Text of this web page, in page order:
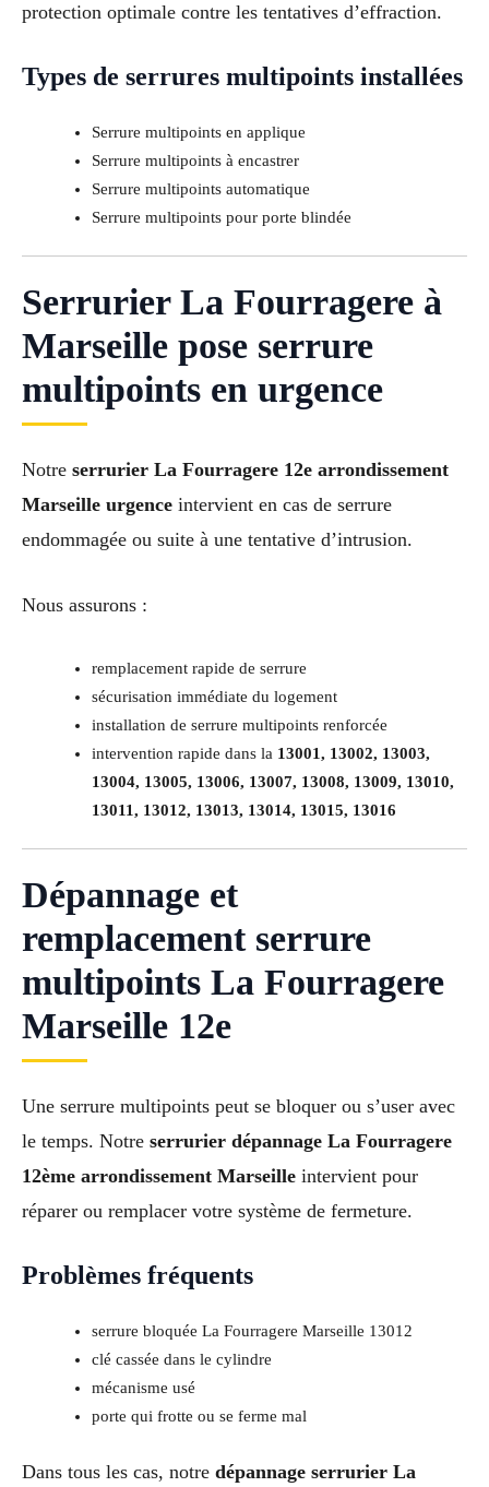
protection optimale contre les tentatives d’effraction.
Types de serrures multipoints installées
Serrure multipoints en applique
Serrure multipoints à encastrer
Serrure multipoints automatique
Serrure multipoints pour porte blindée
Serrurier La Fourragere à
Marseille pose serrure
multipoints en urgence
Notre serrurier La Fourragere 12e arrondissement
Marseille urgence intervient en cas de serrure
endommagée ou suite à une tentative d’intrusion.
Nous assurons :
remplacement rapide de serrure
sécurisation immédiate du logement
installation de serrure multipoints renforcée
intervention rapide dans la 13001, 13002, 13003,
13004, 13005, 13006, 13007, 13008, 13009, 13010,
13011, 13012, 13013, 13014, 13015, 13016
Dépannage et
remplacement serrure
multipoints La Fourragere
Marseille 12e
Une serrure multipoints peut se bloquer ou s’user avec
le temps. Notre serrurier dépannage La Fourragere
12ème arrondissement Marseille intervient pour
réparer ou remplacer votre système de fermeture.
Problèmes fréquents
serrure bloquée La Fourragere Marseille 13012
clé cassée dans le cylindre
mécanisme usé
porte qui frotte ou se ferme mal
Dans tous les cas, notre dépannage serrurier La